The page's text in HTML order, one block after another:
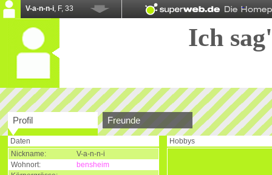
V-a-n-n-i, F, 33
Ich
Profil Freunde
Daten
Nickname:
V-a-n-n-i
Wohnort:
bensheim
Hobbys